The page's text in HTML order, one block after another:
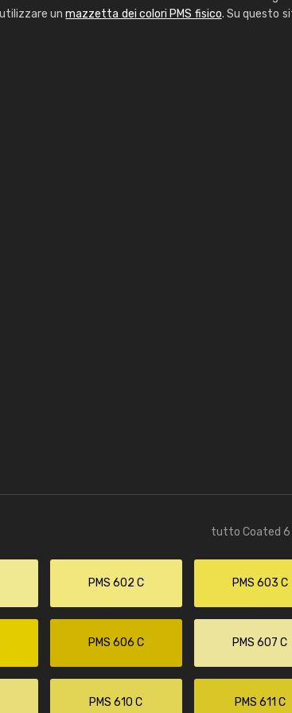
unmazzetta dei colori PMS fisico. Su questo
tutto Coated 6
PMS 602 C PMS 603 C
PMS 606 C PMS 607 C
PMS 610 C PMS 611 C